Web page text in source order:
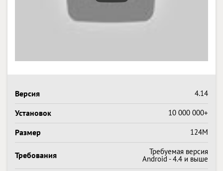
Версия 4.14
Установок 10 000 000+
Размер 124M
Требования Требуемая версия
Android - 4.4 и выше